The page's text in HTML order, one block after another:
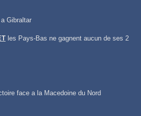
Gibraltar
les Pays-Bas ne gagnent aucun de ses 2
face a la Macedoine du Nord